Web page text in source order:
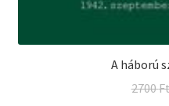
A háború
2700